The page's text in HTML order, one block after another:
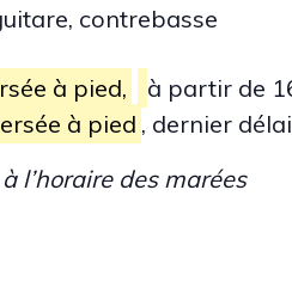
contrebasse
à pied,
à partir de
à pied , dernier
l’horaire des marées